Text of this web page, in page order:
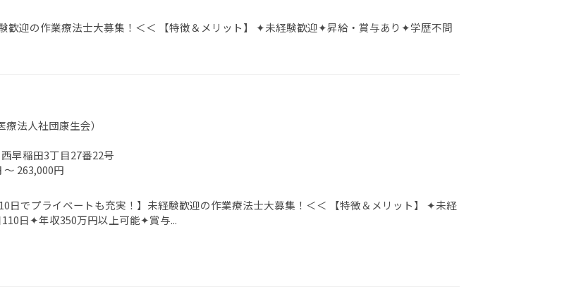
歓迎の作業療法士大募集！＜＜ 【特徴＆メリット】 ✦未経験歓迎✦昇給・賞与あり✦学歴不問
法人社団康生会）
早稲田3丁目27番22号
263,000円
日でプライベートも充実！】未経験歓迎の作業療法士大募集！＜＜ 【特徴＆メリット】 ✦未経
日✦年収350万円以上可能✦賞与...